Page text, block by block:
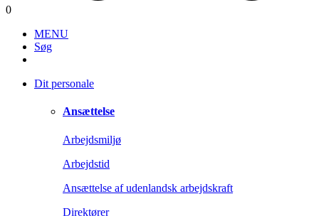
0
MENU
Søg
Dit personale
Ansættelse
Arbejdsmiljø
Arbejdstid
Ansættelse af udenlandsk arbejdskraft
Direktører